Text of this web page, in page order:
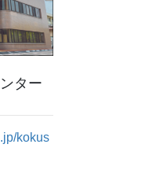
ター
kokus